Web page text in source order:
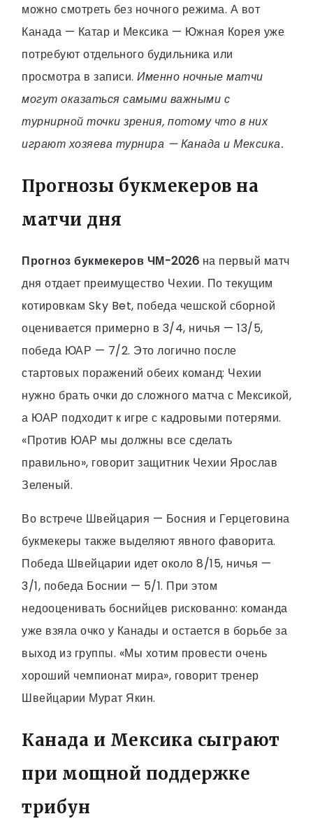
можно смотреть без ночного режима. А вот
Канада — Катар и Мексика — Южная Корея уже
потребуют отдельного будильника или
просмотра в записи. Именно ночные матчи
могут оказаться самыми важными с
турнирной точки зрения, потому что в них
играют хозяева турнира — Канада и Мексика.
Прогнозы букмекеров на
матчи дня
Прогноз букмекеров ЧМ-2026 на первый матч
дня отдает преимущество Чехии. По текущим
котировкам Sky Bet, победа чешской сборной
оценивается примерно в 3/4, ничья — 13/5,
победа ЮАР — 7/2. Это логично после
стартовых поражений обеих команд: Чехии
нужно брать очки до сложного матча с Мексикой,
а ЮАР подходит к игре с кадровыми потерями.
«Против ЮАР мы должны все сделать
правильно», говорит защитник Чехии Ярослав
Зеленый.
Во встрече Швейцария — Босния и Герцеговина
букмекеры также выделяют явного фаворита.
Победа Швейцарии идет около 8/15, ничья —
3/1, победа Боснии — 5/1. При этом
недооценивать боснийцев рискованно: команда
уже взяла очко у Канады и остается в борьбе за
выход из группы. «Мы хотим провести очень
хороший чемпионат мира», говорит тренер
Швейцарии Мурат Якин.
Канада и Мексика сыграют
при мощной поддержке
трибун